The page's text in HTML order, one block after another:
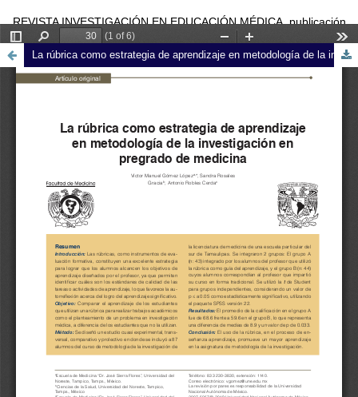
REVISTA INVESTIGACIÓN EN EDUCACIÓN MÉDICA, publicación
trimestral editada por la Universidad Nacional Autónoma de México
La rúbrica como estrategia de aprendizaje en metodología de la investigación en pregrado de medicina